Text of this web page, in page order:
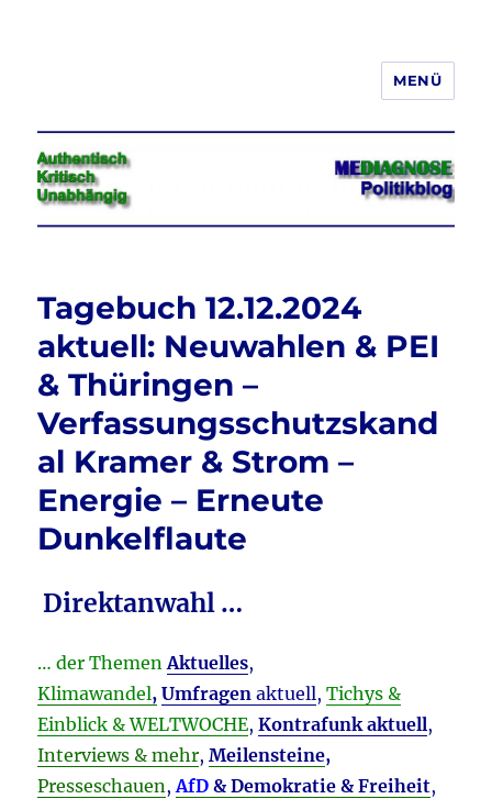
Jeder hat das Recht, seine
Meinung in Wort, Schrift und Bild
frei zu äußern und zu verbreiten
MENÜ
Tagebuch 12.12.2024
aktuell: Neuwahlen & PEI
& Thüringen –
Verfassungsschutzskand
al Kramer & Strom –
Energie – Erneute
Dunkelflaute
Direktanwahl …
… der ThemenAktuelles,
Klimawandel, Umfragen aktuell,Tichys &
Einblick & WELTWOCHE,Kontrafunk aktuell,
Interviews & mehr,Meilensteine,
Presseschauen, AfD & Demokratie & Freiheit,